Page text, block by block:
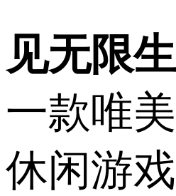
见无限
一款唯
休闲游